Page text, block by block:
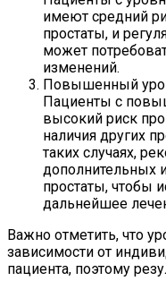
имеют средний
простаты, и
может
изменений.
Повышенный
Пациенты с
высокий риск
наличия других
таких случаях,
дополнительных
простаты, чтобы
дальнейшее
Важно отметить, что
зависимости от
пациента, поэтому